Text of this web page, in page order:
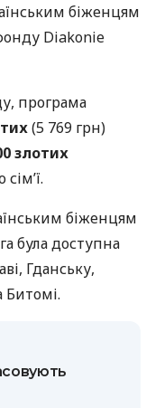
біженцям
Diakonie
програма
(5 769 грн)
злотих
біженцям
була доступна
Гданську,
Битомі.